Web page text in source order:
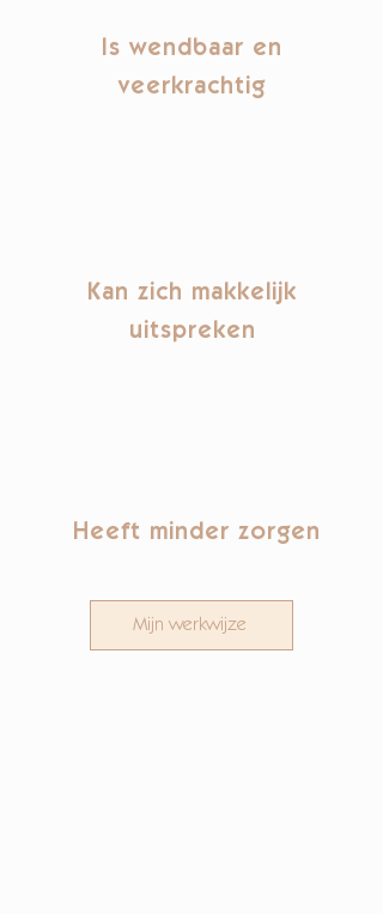
Is wendbaar en
veerkrachtig
Kan zich makkelijk
uitspreken
Heeft minder zorgen
Mijn werkwijze